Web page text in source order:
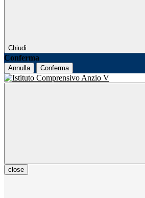
Chiudi
Conferma
Annulla Conferma
close